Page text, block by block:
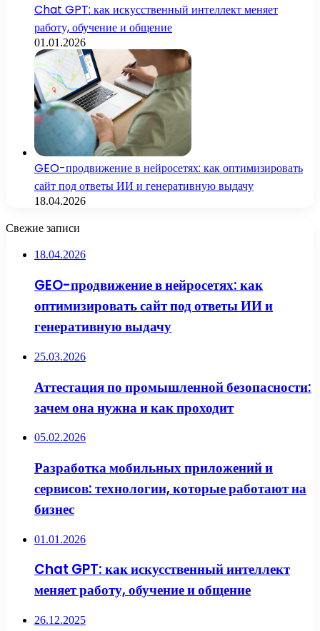
Chat GPT: как искусственный интеллект меняет
работу, обучение и общение
01.01.2026
GEO-продвижение в нейросетях: как оптимизировать
сайт под ответы ИИ и генеративную выдачу
18.04.2026
Свежие записи
18.04.2026
GEO-продвижение в нейросетях: как
оптимизировать сайт под ответы ИИ и
генеративную выдачу
25.03.2026
Аттестация по промышленной безопасности:
зачем она нужна и как проходит
05.02.2026
Разработка мобильных приложений и
сервисов: технологии, которые работают на
бизнес
01.01.2026
Chat GPT: как искусственный интеллект
меняет работу, обучение и общение
26.12.2025